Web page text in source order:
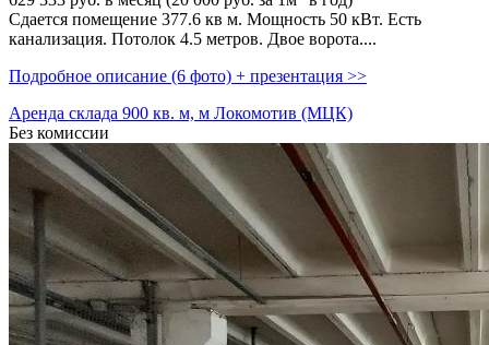
Сдается помещение 377.6 кв м. Мощность 50 кВт. Есть
канализация. Потолок 4.5 метров. Двое ворота....
Подробное описание (6 фото) + презентация >>
Аренда склада 900 кв. м, м Локомотив (МЦК)
Без комиссии